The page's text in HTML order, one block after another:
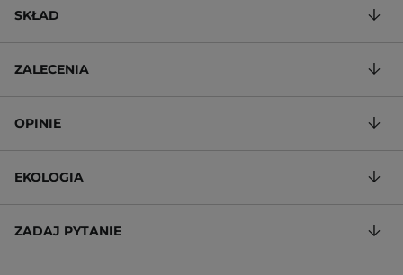
SKŁAD
ZALECENIA
OPINIE
EKOLOGIA
ZADAJ PYTANIE